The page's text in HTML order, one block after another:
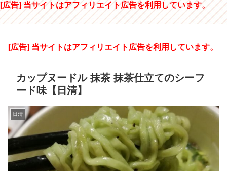
[広告] 当サイトはアフィリエイト広告を利用しています。
[広告] 当サイトはアフィリエイト広告を利用しています。
カップヌードル 抹茶 抹茶仕立てのシーフ
ード味【日清】
日清